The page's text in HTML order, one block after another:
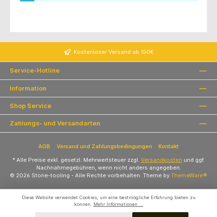
Kostenloser Versand ab 150€
Service-Hotline
Information
Shop Service
Zahlungs- und Versandarten
AGB Versand und Zahlungsbedingungen Kontakt
* Alle Preise exkl. gesetzl. Mehrwertsteuer zzgl. Versandkosten und ggf.
Nachnahmegebühren, wenn nicht anders angegeben.
© 2026 Stone-tooling - Alle Rechte vorbehalten. Theme by ThemeWare®
Diese Website verwendet Cookies, um eine bestmögliche Erfahrung bieten zu
können.
Mehr Informationen ...